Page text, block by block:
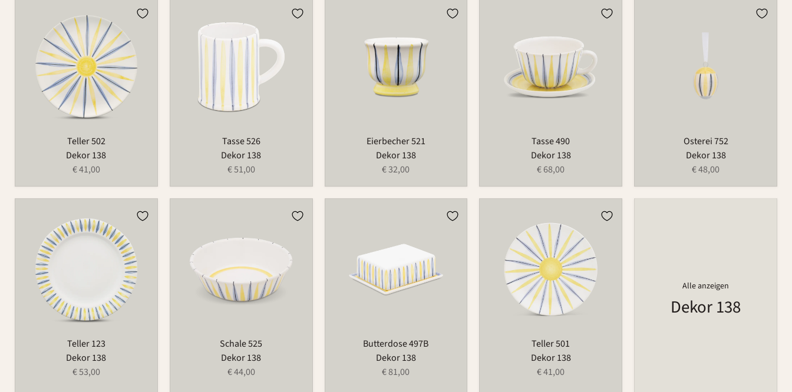
Teller 502
Dekor 138
€ 41,00
Tasse 526
Dekor 138
€ 51,00
Eierbecher 521
Dekor 138
€ 32,00
Tasse 490
Dekor 138
€ 68,00
Osterei 752
Dekor 138
€ 48,00
Teller 123
Dekor 138
€ 53,00
Schale 525
Dekor 138
€ 44,00
Butterdose 497B
Dekor 138
€ 81,00
Teller 501
Dekor 138
€ 41,00
Alle anzeigen
Dekor 138